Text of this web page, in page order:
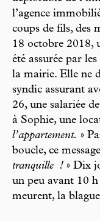
l’agence
coups de fils, des
18 octobre 2018,
été assurée par
la mairie. Elle ne
syndic assurant
26, une salariée
à Sophie, une
l’appartement. »
boucle, ce
tranquille ! » Dix
un peu avant 10
meurent, la